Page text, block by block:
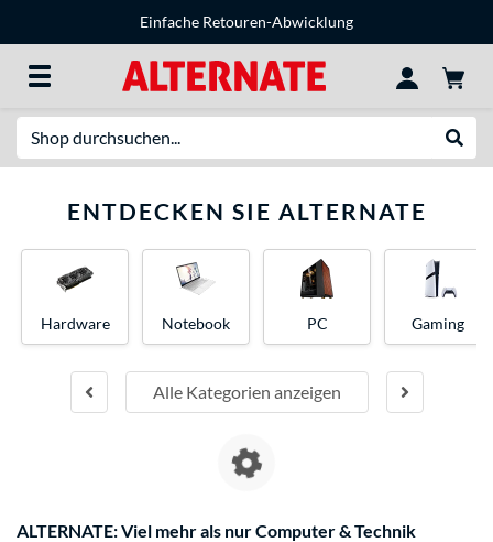
Einfache Retouren-Abwicklung
ENTDECKEN SIE ALTERNATE
Alle Kategorien anzeigen
Hardware Notebook PC Gaming
ALTERNATE: Viel mehr als nur Computer & Technik